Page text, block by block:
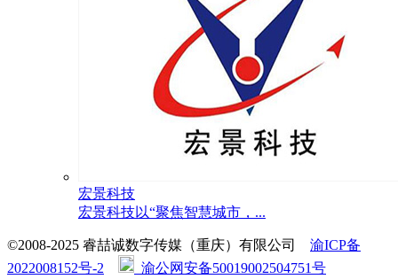
宏景科技
宏景科技以“聚焦智慧城市，...
©2008-2025 睿喆诚数字传媒（重庆）有限公司 渝ICP备
2022008152号-2
渝公网安备50019002504751号